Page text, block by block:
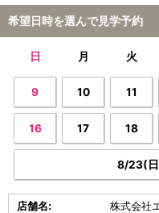
希望日時を選んで見学予約
日 月 火
9 10 11
16 17 18
8/23(日
店舗名: 株式会社